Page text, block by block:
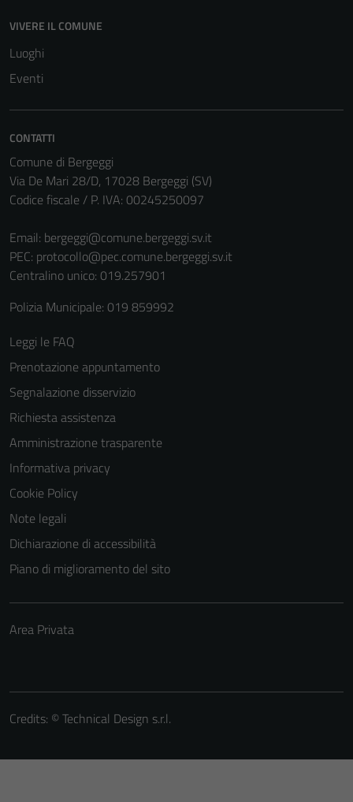
VIVERE IL COMUNE
Luoghi
Eventi
CONTATTI
Comune di Bergeggi
Via De Mari 28/D, 17028 Bergeggi (SV)
Codice fiscale / P. IVA: 00245250097
Email: bergeggi@comune.bergeggi.sv.it
PEC: protocollo@pec.comune.bergeggi.sv.it
Centralino unico: 019.257901
Polizia Municipale: 019 859992
Leggi le FAQ
Prenotazione appuntamento
Segnalazione disservizio
Richiesta assistenza
Amministrazione trasparente
Informativa privacy
Cookie Policy
Note legali
Dichiarazione di accessibilità
Piano di miglioramento del sito
Area Privata
Credits: ©Technical Design s.r.l.